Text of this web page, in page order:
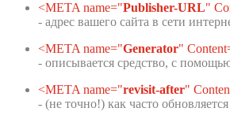
<META name="Publisher-URL"
- адрес вашего сайта в сети
<META name="Generator"
- описывается средство, с
<META name="revisit-after"
- (не точно!) как часто